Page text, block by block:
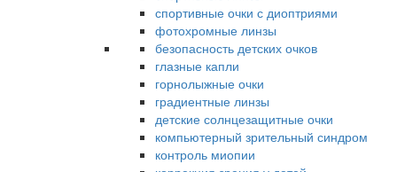
спортивные очки с диоптриями
фотохромные линзы
безопасность детских очков
глазные капли
горнолыжные очки
градиентные линзы
детские солнцезащитные очки
компьютерный зрительный синдром
контроль миопии